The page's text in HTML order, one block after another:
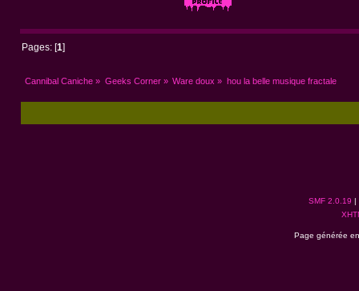
Pages: [1
Cannibal Caniche » Geeks Corner» Ware doux » hou la belle musique fractale
SMF 2.0.19 |
Page générée